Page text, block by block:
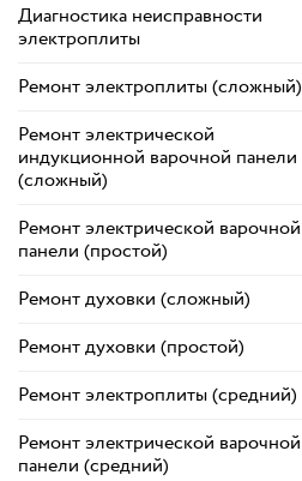
Диагностика неисправности
электроплиты
Ремонт электроплиты (сложный)
Ремонт электрической
индукционной варочной панели
(сложный)
Ремонт электрической варочной
панели (простой)
Ремонт духовки (сложный)
Ремонт духовки (простой)
Ремонт электроплиты (средний)
Ремонт электрической варочной
панели (средний)